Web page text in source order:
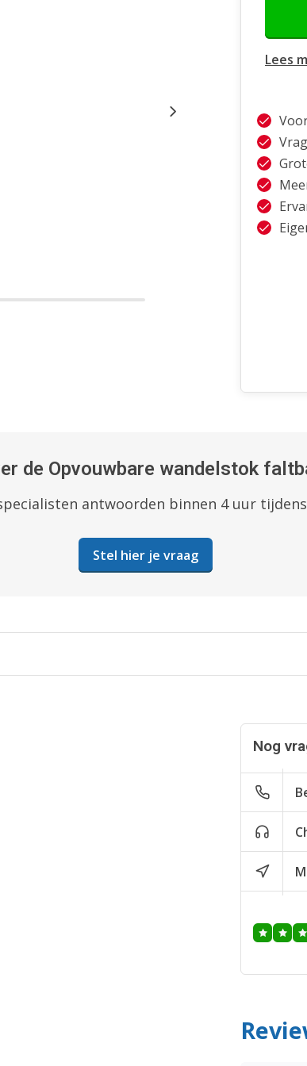
Lees
de Opvouwbare wandelstok
antwoorden binnen 4 uur
Stel hier je vraag
Nog